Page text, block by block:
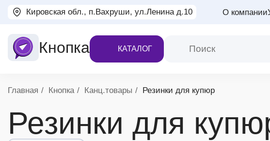
Кировская обл., п.Вахруши, ул.Ленина д.10 О компании
Кнопка КАТАЛОГ
Хлебные крошки
Главная Кнопка Канц.товары Резинки для купюр
Резинки для